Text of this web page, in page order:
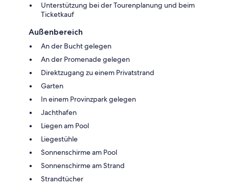
Unterstützung bei der Tourenplanung und beim
Ticketkauf
Außenbereich
An der Bucht gelegen
An der Promenade gelegen
Direktzugang zu einem Privatstrand
Garten
In einem Provinzpark gelegen
Jachthafen
Liegen am Pool
Liegestühle
Sonnenschirme am Pool
Sonnenschirme am Strand
Strandtücher